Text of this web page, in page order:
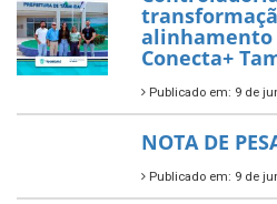
Prefeitura de
inscrições
Multicultural
Publicado em: 9 de
🌳🌱 Projeto
Publicado em: 9 de